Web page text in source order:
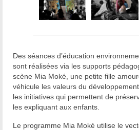
Des séances d’éducation
sont réalisées via les supports
scène Mia Moké, une petite fille
véhicule les valeurs du
les initiatives qui permettent de
les expliquant aux enfants.
Le programme Mia Moké utilise le